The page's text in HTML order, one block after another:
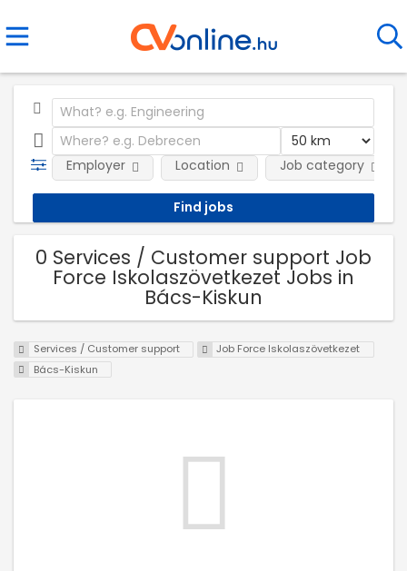
Employer Location Job category
0 Services / Customer support Job
Force Iskolaszövetkezet Jobs in
Bács-Kiskun
Services / Customer support
Job Force Iskolaszövetkezet
Bács-Kiskun